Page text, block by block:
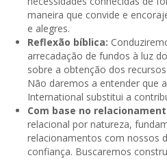
maneira que convide e
e alegres.
Reflexão bíblica:
arrecadação de fundos à luz
sobre a obtenção dos
Não daremos a entender que
International substitui a
Com base no
relacional por natureza,
relacionamentos com nossos
confiança. Buscaremos